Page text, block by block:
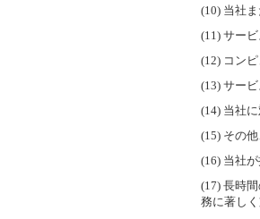
(10) 当社
(11) サー
(12) コン
(13) サー
(14) 当社
(15) その
(16) 当社
(17) 長時
務に著し